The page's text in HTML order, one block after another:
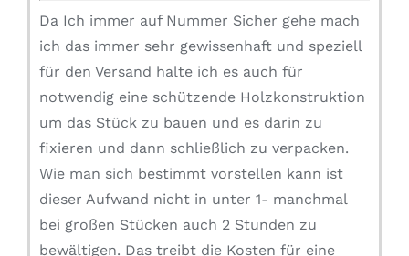
Da Ich immer auf Nummer Sicher gehe mach
ich das immer sehr gewissenhaft und speziell
für den Versand halte ich es auch für
notwendig eine schützende Holzkonstruktion
um das Stück zu bauen und es darin zu
fixieren und dann schließlich zu verpacken.
Wie man sich bestimmt vorstellen kann ist
dieser Aufwand nicht in unter 1- manchmal
bei großen Stücken auch 2 Stunden zu
bewältigen. Das treibt die Kosten für eine